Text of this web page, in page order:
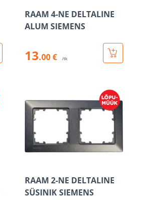
RAAM 4-NE DELTALINE
ALUM SIEMENS
13.00 € /tk
RAAM 2-NE DELTALINE
SÜSINIK SIEMENS